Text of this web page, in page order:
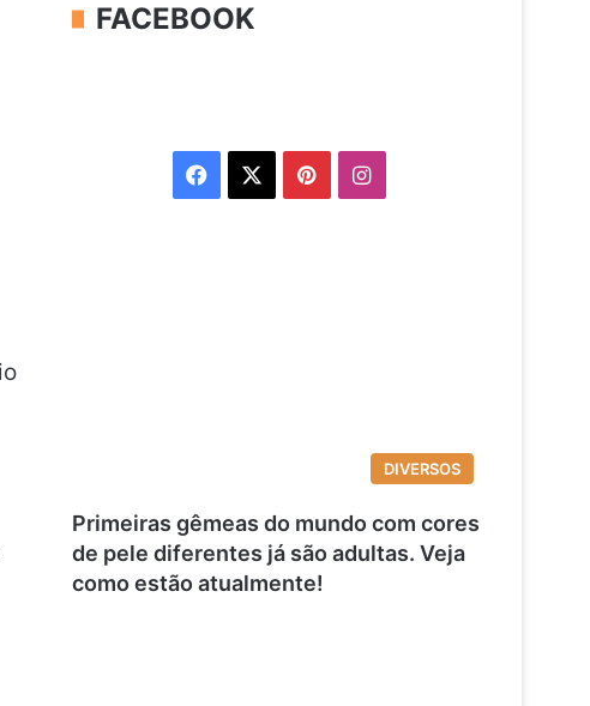
FACEBOOK
Facebook PinterestInstagram
DIVERSOS
Primeiras gêmeas do mundo com cores
de pele diferentes já são adultas. Veja
como estão atualmente!